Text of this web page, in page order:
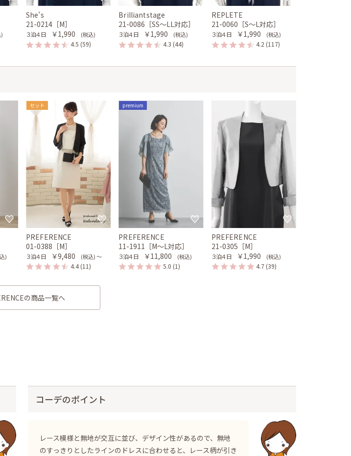
She’s
21-0214［M］
３泊４日 ￥1,990 (税込)
4.5 (59)
Brilliantstage
21-0086［SS〜LL対応］
３泊４日 ￥1,990 (税込)
4.3 (44)
REPLETE
21-0060［S〜L対応］
３泊４日 ￥1,990 (税込)
4.2 (117)
)
セット
PREFERENCE
01-0388［M］
３泊４日 ￥9,480 (税込) 〜
4.4 (11)
premium
PREFERENCE
11-1911［M〜L対応］
３泊４日 ￥11,800 (税込)
5.0 (1)
PREFERENCE
21-0305［M］
３泊４日 ￥1,990 (税込)
4.7 (39)
の商品一覧へ
コーデのポイント
レース模様と無地が交互に並び、デザイン性があるので、無地
のすっきりとしたラインのドレスに合わせると、レース柄が引き